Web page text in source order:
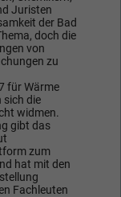
Juristen
der Bad
doch die
von
zu
für Wärme
sich die
widmen.
gibt das
zum
hat mit den
Fachleuten